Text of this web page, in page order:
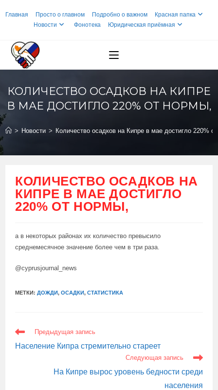
Главная Просто о главном Подробно о важном
Красная папка
Новости
Фонотека Юридическая приёмная
КОЛИЧЕСТВО ОСАДКОВ НА КИПРЕ
В МАЕ ДОСТИГЛО 220% ОТ НОРМЫ,
> Новости > Количество осадков на Кипре в мае достигло 220%
КОЛИЧЕСТВО ОСАДКОВ НА
КИПРЕ В МАЕ ДОСТИГЛО
220% ОТ НОРМЫ,
а в некоторых районах их количество превысило
среднемесячное значение более чем в три раза.
@cyprusjournal_news
МЕТКИ:ДОЖДИ, ОСАДКИ, СТАТИСТИКА
ЕЩЕ
СТАТЬИ
Предыдущая запись
Население Кипра стремительно стареет
Следующая запись
На Кипре вырос уровень бедности среди
населения